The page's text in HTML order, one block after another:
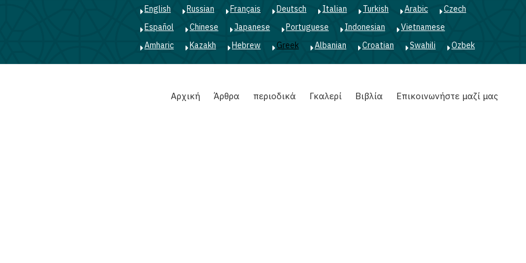
English Russian Français Deutsch Italian Turkish Arabic
Czech
Español
Chinese Japanese Portuguese Indonesian
Vietnamese
Amharic
Kazakh Hebrew Greek Albanian Croatian Swahili Ozbek
Αρχική Άρθρα περιοδικά Γκαλερί Βιβλία Επικοινωνήστε μαζί μας